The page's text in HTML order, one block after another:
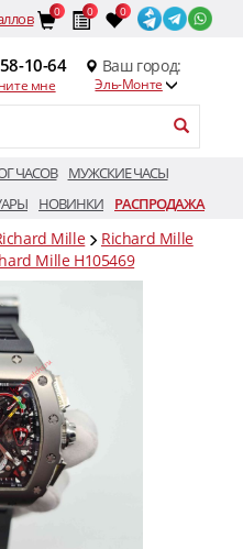
0 0 0
10-64
мне
Ваш город:
Эль-Монте
ЧАСОВ
МУЖСКИЕ ЧАСЫ
НОВИНКИ РАСПРОДАЖА
Mille
Richard Mille
Mille H105469